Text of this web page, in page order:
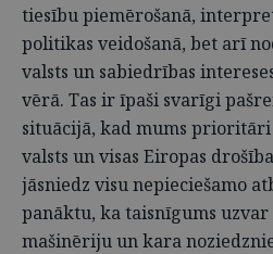
tiesību piemērošanā,
politikas veidošanā, bet arī
valsts un sabiedrības
vērā. Tas ir īpaši svarīgi
situācijā, kad mums
valsts un visas Eiropas
jāsniedz visu nepieciešamo
panāktu, ka taisnīgums
mašinēriju un kara